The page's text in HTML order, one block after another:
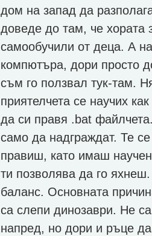
дом на запад да
доведе до там, че хората
самообучили от деца. А
компютъра, дори просто
съм го ползвал тук-там.
приятелчета се научих
да си правя .bat
само да надграждат. Те
правиш, като имаш
ти позволява да го
баланс. Основната
са слепи динозаври. Не
напред, но дори и ръце